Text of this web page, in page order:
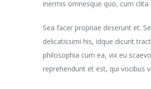
inermis omnesque quo, cum
Sea facer propriae deserunt et.
delicatissimi his, idque dicunt
philosophia cum ea, vix eu
reprehendunt et est, qui vocibus